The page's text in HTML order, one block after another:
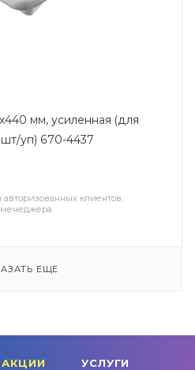
мм, усиленная (для
уп) 670-4437
авторизованных клиентов.
менеджера.
ЕЩЕ
АКЦИИ УСЛУГИ